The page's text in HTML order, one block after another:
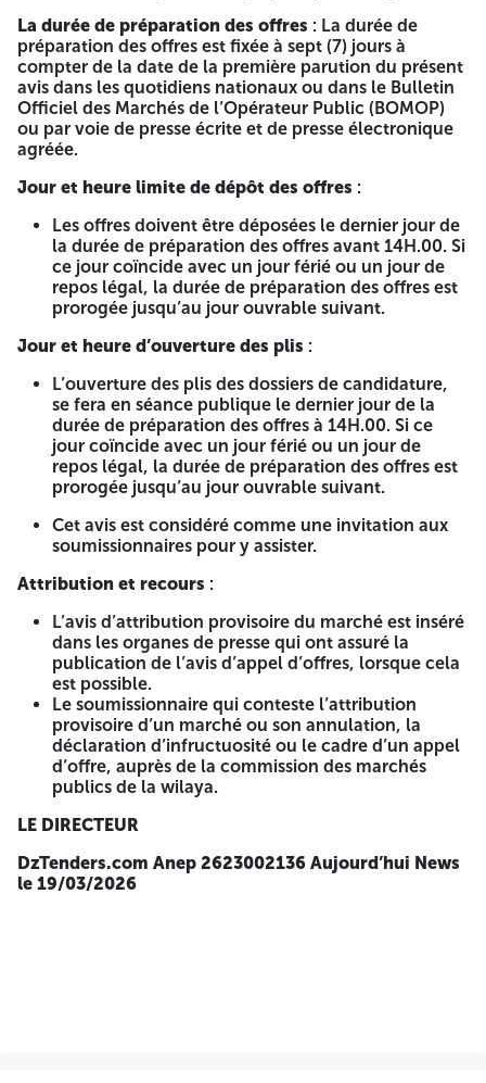
Tébessa à la maison de culture Tébessa.
Dans une première phase, les candidats sont invités à
remettre uniquement le dossier de candidature.
Le dossier de candidature est inséré dans une enveloppe
cachetée, indiquant la dénomination du soumissionnaire,
dossier de candidature. »
Cette enveloppe est mise dans une autre enveloppe
cachetée et anonyme, et ne comporte que la mention
suivante :
Monsieur le Directeur des Equipements Publics
2026
L’objet : Etude et suivi pour la réalisation d’une École
primaire type 2, Boultif Dyr centre, commune de Boultif
Dyr Wilaya de Tébessa
(1ère Phase)
« A n’ouvrir que par la commission d’ouverture des plis et
d’évaluation des offres »
Les offres doivent être déposées à l’adresse suivante :
la Wilaya de Tébessa à côté de la maison de culture -
Tébessa.
L’offre de candidature contient les documents suivants
exigés par le cahier des charges :
Dossier de candidature
Déclaration de candidature signée, paraphée et
datée conformément au modèle de la soumission.
(selon l’annexe). → En cas de groupement, il doit
présenter une seule déclaration.
conformément au modèle de la soumission. (selon
l’annexe). → En cas de groupement, il doit
La durée de préparation des offres : La durée de
préparation des offres est fixée à sept (7) jours à
compter de la date de la première parution du présent
avis dans les quotidiens nationaux ou dans le Bulletin
Officiel des Marchés de l’Opérateur Public (BOMOP)
ou par voie de presse écrite et de presse électronique
agréée.
Jour et heure limite de dépôt des offres :
Les offres doivent être déposées le dernier jour de
la durée de préparation des offres avant 14H.00. Si
ce jour coïncide avec un jour férié ou un jour de
repos légal, la durée de préparation des offres est
prorogée jusqu’au jour ouvrable suivant.
Jour et heure d’ouverture des plis :
L’ouverture des plis des dossiers de candidature,
se fera en séance publique le dernier jour de la
durée de préparation des offres à 14H.00. Si ce
jour coïncide avec un jour férié ou un jour de
repos légal, la durée de préparation des offres est
prorogée jusqu’au jour ouvrable suivant.
Cet avis est considéré comme une invitation aux
soumissionnaires pour y assister.
Attribution et recours :
L’avis d’attribution provisoire du marché est inséré
dans les organes de presse qui ont assuré la
publication de l’avis d’appel d’offres, lorsque cela
est possible.
Le soumissionnaire qui conteste l’attribution
provisoire d’un marché ou son annulation, la
déclaration d’infructuosité ou le cadre d’un appel
d’offre, auprès de la commission des marchés
publics de la wilaya.
LE DIRECTEUR
DzTenders.com Anep 2623002136 Aujourd’hui News
le 19/03/2026